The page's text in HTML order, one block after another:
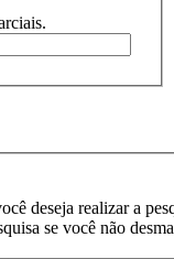
deseja realizar a
se você não